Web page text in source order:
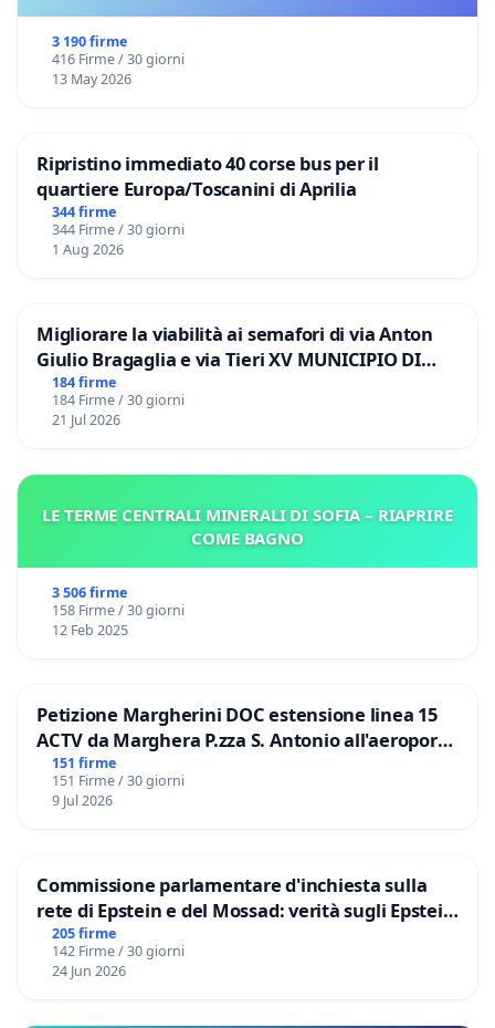
3 190 firme
416 Firme / 30 giorni
13 May 2026
Ripristino immediato 40 corse bus per il
quartiere Europa/Toscanini di Aprilia
344 firme
344 Firme / 30 giorni
1 Aug 2026
Migliorare la viabilità ai semafori di via Anton
Giulio Bragaglia e via Tieri XV MUNICIPIO DI
ROMA
184 firme
184 Firme / 30 giorni
21 Jul 2026
LE TERME CENTRALI MINERALI DI SOFIA – RIAPRIRE
COME BAGNO
3 506 firme
158 Firme / 30 giorni
12 Feb 2025
Petizione Margherini DOC estensione linea 15
ACTV da Marghera P.zza S. Antonio all'aeroporto
Marco Polo tariffa a € 1,50
151 firme
151 Firme / 30 giorni
9 Jul 2026
Commissione parlamentare d'inchiesta sulla
rete di Epstein e del Mossad: verità sugli Epstein
Files
205 firme
142 Firme / 30 giorni
24 Jun 2026